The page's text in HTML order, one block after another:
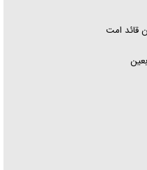
قائد امت